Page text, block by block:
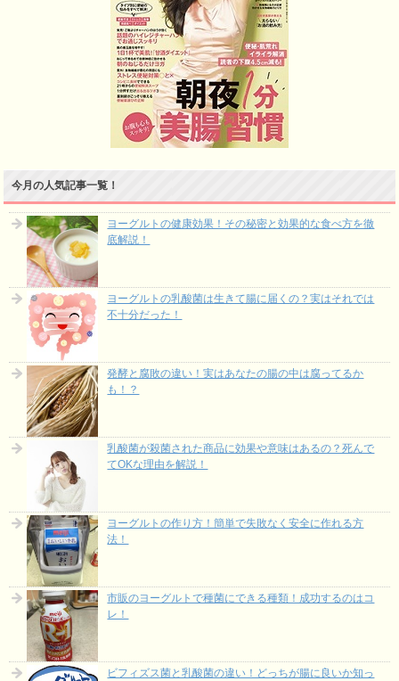
今月の人気記事一覧！
ヨーグルトの健康効果！その秘密と効果的な食べ方を徹
底解説！
ヨーグルトの乳酸菌は生きて腸に届くの？実はそれでは
不十分だった！
発酵と腐敗の違い！実はあなたの腸の中は腐ってるか
も！？
乳酸菌が殺菌された商品に効果や意味はあるの？死んで
てOKな理由を解説！
ヨーグルトの作り方！簡単で失敗なく安全に作れる方
法！
市販のヨーグルトで種菌にできる種類！成功するのはコ
レ！
ビフィズス菌と乳酸菌の違い！どっちが腸に良いか知っ